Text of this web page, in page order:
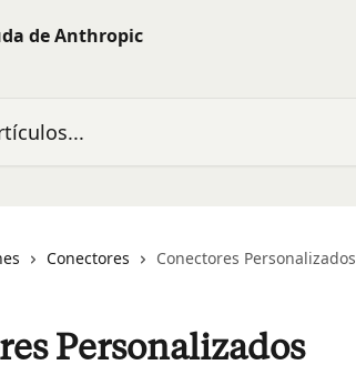
Conectores Conectores Personalizados
Personalizados